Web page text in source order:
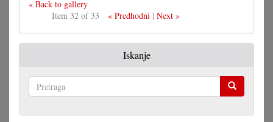
« Back to gallery
Item 32 of 33
« Predhodni| Next »
Iskanje